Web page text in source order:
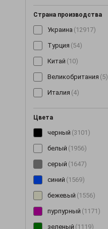
Костюмы(1489)
Майки
Маски (12)
Митенки (4)
Накидки (15)
Нижнее белье
Очки(9)
Пальто (198)
Парки(19)
Страна производства
Украина (12917)
Турция (54)
Китай (10)
Великобритания (5)
Италия (4)
Цвета
черный (3101)
белый (1956)
серый (1647)
синий (1569)
бежевый (1556)
пурпурный (1171)
зеленый (1119)